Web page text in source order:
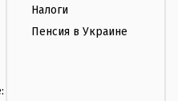
Налоги
Пенсия в Украине